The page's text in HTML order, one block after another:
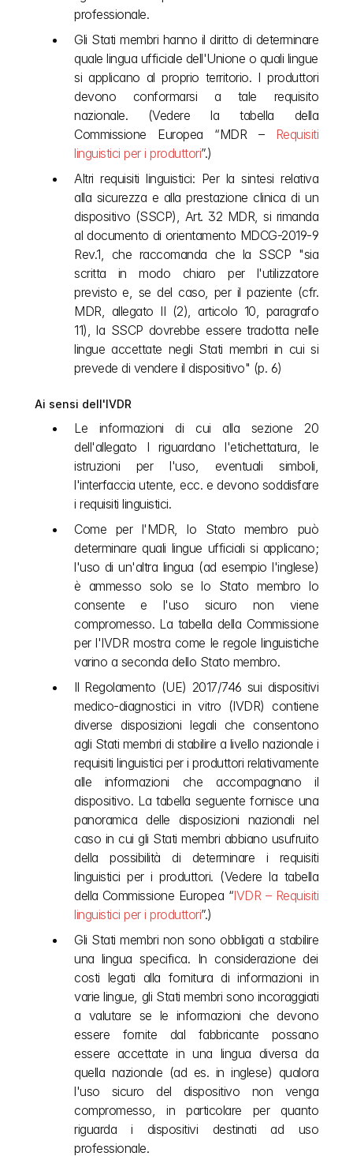
professionale.
Gli Stati membri hanno il diritto di determinare
quale lingua ufficiale dell'Unione o quali lingue
si applicano al proprio territorio. I produttori
devono conformarsi a tale requisito
nazionale. (Vedere la tabella della
Commissione Europea “MDR – Requisiti
linguistici per i produttori”.)
Altri requisiti linguistici: Per la sintesi relativa
alla sicurezza e alla prestazione clinica di un
dispositivo (SSCP), Art. 32 MDR, si rimanda
al documento di orientamento MDCG-2019-9
Rev.1, che raccomanda che la SSCP "sia
scritta in modo chiaro per l'utilizzatore
previsto e, se del caso, per il paziente (cfr.
MDR, allegato II (2), articolo 10, paragrafo
11), la SSCP dovrebbe essere tradotta nelle
lingue accettate negli Stati membri in cui si
prevede di vendere il dispositivo" (p. 6)
Ai sensi dell'IVDR
Le informazioni di cui alla sezione 20
dell'allegato I riguardano l'etichettatura, le
istruzioni per l'uso, eventuali simboli,
l'interfaccia utente, ecc. e devono soddisfare
i requisiti linguistici.
Come per l'MDR, lo Stato membro può
determinare quali lingue ufficiali si applicano;
l'uso di un'altra lingua (ad esempio l'inglese)
è ammesso solo se lo Stato membro lo
consente e l'uso sicuro non viene
compromesso. La tabella della Commissione
per l'IVDR mostra come le regole linguistiche
varino a seconda dello Stato membro.
Il Regolamento (UE) 2017/746 sui dispositivi
medico-diagnostici in vitro (IVDR) contiene
diverse disposizioni legali che consentono
agli Stati membri di stabilire a livello nazionale i
requisiti linguistici per i produttori relativamente
alle informazioni che accompagnano il
dispositivo. La tabella seguente fornisce una
panoramica delle disposizioni nazionali nel
caso in cui gli Stati membri abbiano usufruito
della possibilità di determinare i requisiti
linguistici per i produttori. (Vedere la tabella
della Commissione Europea “IVDR – Requisiti
linguistici per i produttori”.)
Gli Stati membri non sono obbligati a stabilire
una lingua specifica. In considerazione dei
costi legati alla fornitura di informazioni in
varie lingue, gli Stati membri sono incoraggiati
a valutare se le informazioni che devono
essere fornite dal fabbricante possano
essere accettate in una lingua diversa da
quella nazionale (ad es. in inglese) qualora
l'uso sicuro del dispositivo non venga
compromesso, in particolare per quanto
riguarda i dispositivi destinati ad uso
professionale.